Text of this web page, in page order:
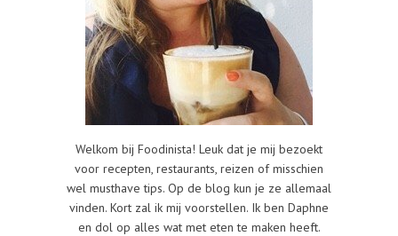
Welkom bij Foodinista! Leuk dat je mij bezoekt
voor recepten, restaurants, reizen of misschien
wel musthave tips. Op de blog kun je ze allemaal
vinden. Kort zal ik mij voorstellen. Ik ben Daphne
en dol op alles wat met eten te maken heeft.